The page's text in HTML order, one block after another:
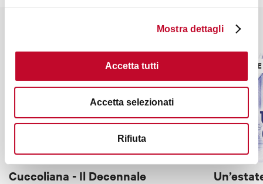
Mostra dettagli
Accetta tutti
Accetta selezionati
Rifiuta
Potrebbe interessarti anche
Cuccoliana - Il Decennale
CINEMA